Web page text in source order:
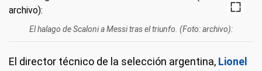
El halago de Scaloni a Messi tras el triunfo. (Foto: archivo):
El director técnico de la selección argentina, Lionel